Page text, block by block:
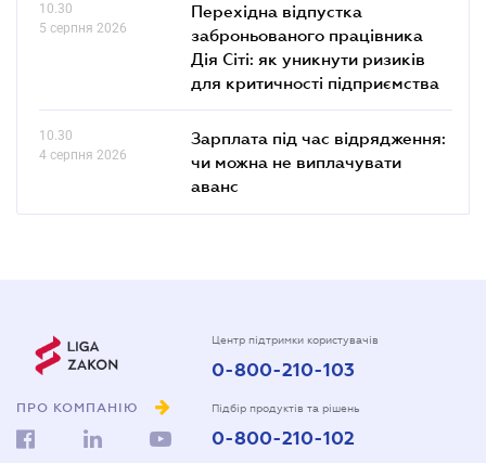
10.30
5 серпня 2026
Перехідна відпустка
заброньованого працівника
Дія Сіті: як уникнути ризиків
для критичності підприємства
10.30
4 серпня 2026
Зарплата під час відрядження:
чи можна не виплачувати
аванс
ПРО КОМПАНІЮ
Центр підтримки користувачів
0-800-210-103
Підбір продуктів та рішень
0-800-210-102